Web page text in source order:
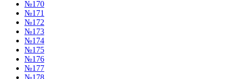
№170
№171
№172
№173
№174
№175
№176
№177
№178